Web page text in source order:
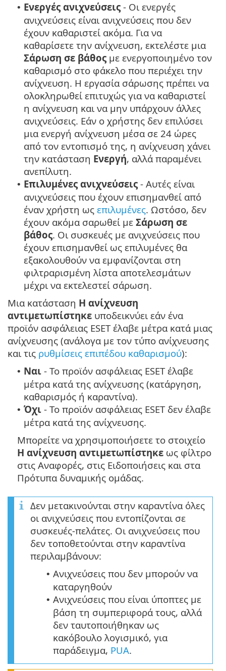
• Ενεργές ανιχνεύσεις - Οι ενεργές
ανιχνεύσεις είναι ανιχνεύσεις που δεν
έχουν καθαριστεί ακόμα. Για να
καθαρίσετε την ανίχνευση, εκτελέστε μια
Σάρωση σε βάθος με ενεργοποιημένο τον
καθαρισμό στο φάκελο που περιέχει την
ανίχνευση. Η εργασία σάρωσης πρέπει να
ολοκληρωθεί επιτυχώς για να καθαριστεί
η ανίχνευση και να μην υπάρχουν άλλες
ανιχνεύσεις. Εάν ο χρήστης δεν επιλύσει
μια ενεργή ανίχνευση μέσα σε 24 ώρες
από τον εντοπισμό της, η ανίχνευση χάνει
την κατάσταση Ενεργή, αλλά παραμένει
ανεπίλυτη.
• Επιλυμένες ανιχνεύσεις - Αυτές είναι
ανιχνεύσεις που έχουν επισημανθεί από
έναν χρήστη ως επιλυμένες. Ωστόσο, δεν
έχουν ακόμα σαρωθεί με Σάρωση σε
βάθος. Οι συσκευές με ανιχνεύσεις που
έχουν επισημανθεί ως επιλυμένες θα
εξακολουθούν να εμφανίζονται στη
φιλτραρισμένη λίστα αποτελεσμάτων
μέχρι να εκτελεστεί σάρωση.
Μια κατάσταση Η ανίχνευση
αντιμετωπίστηκε υποδεικνύει εάν ένα
προϊόν ασφάλειας ESET έλαβε μέτρα κατά μιας
ανίχνευσης (ανάλογα με τον τύπο ανίχνευσης
και τις ρυθμίσεις επιπέδου καθαρισμού):
• Ναι - Το προϊόν ασφάλειας ESET έλαβε
μέτρα κατά της ανίχνευσης (κατάργηση,
καθαρισμός ή καραντίνα).
• Όχι - Το προϊόν ασφάλειας ESET δεν έλαβε
μέτρα κατά της ανίχνευσης.
Μπορείτε να χρησιμοποιήσετε το στοιχείο
Η ανίχνευση αντιμετωπίστηκε ως φίλτρο
στις Αναφορές, στις Ειδοποιήσεις και στα
Πρότυπα δυναμικής ομάδας.
Δεν μετακινούνται στην καραντίνα όλες
οι ανιχνεύσεις που εντοπίζονται σε
συσκευές-πελάτες. Οι ανιχνεύσεις που
δεν τοποθετούνται στην καραντίνα
περιλαμβάνουν:
• Ανιχνεύσεις που δεν μπορούν να
καταργηθούν
• Ανιχνεύσεις που είναι ύποπτες με
βάση τη συμπεριφορά τους, αλλά
δεν ταυτοποιήθηκαν ως
κακόβουλο λογισμικό, για
παράδειγμα, PUA.